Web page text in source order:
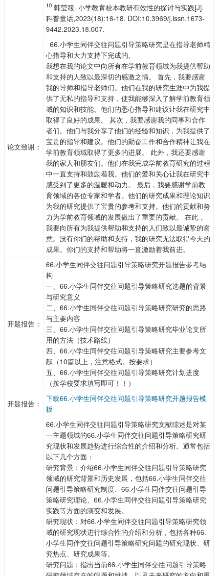
10韩莹筱. 小学教育校本教研有效性的探讨与实践[J].
科普童话,2023(18):16-18. DOI:10.3969/j.issn.1673-
9442.2023.18.007.
论文致谢：
66.小学生同伴交往问题引导策略研究是在指导老师精
心指导和大力支持下完成的。
我想在我的论文中向所有在学前教育领域为我提供帮助
和支持的人致以最深切的感激之情。 首先，我要感谢
我的导师和指导老师们。他们在我的研究生涯中为我提
供了无私的指导和支持，使我能够深入了解学前教育领
域的知识和技能。他们的悉心指导和建议让我在研究中
取得了良好的成果。 其次，我要感谢我的同事和合作
者们。他们与我分享了他们的经验和知识，为我提供了
宝贵的指导和建议。他们的勤奋工作和合作精神让我在
学前教育领域取得了更多的进展。 此外，我还要感谢
我的家人和朋友们。他们在我完成学前教育研究的过程
中一直支持和鼓励着我。他们的爱和关心让我在研究中
感受到了更多的温暖和动力。 最后，我要感谢学前教
育领域的各位专家和学者。他们的研究成果和理论知识
为我的研究提供了宝贵的参考和支持。他们的贡献和努
力为学前教育领域的发展做出了重要的贡献。 在此，
我要向所有为我提供帮助和支持的人们致以最诚挚的谢
意。没有你们的帮助和支持，我的研究无法取得今天的
成果。你们的支持和帮助将一直激励着我前进。
开题报告：
66.小学生同伴交往问题引导策略研究开题报告参考结
构
一、66.小学生同伴交往问题引导策略研究选题的背景
与研究意义
二、66.小学生同伴交往问题引导策略研究研究的思路
与主要内容
三、66.小学生同伴交往问题引导策略研究毕业论文所
用的方法（技术路线）
四、66.小学生同伴交往问题引导策略研究主要参考文
献（10篇以上，注意格式。按要求）
五、66.小学生同伴交往问题引导策略研究计划进度
（按学校要求填写即可！！）
开题报告：
下载66.小学生同伴交往问题引导策略研究开题报告模
板
66.小学生同伴交往问题引导策略研究文献综述是对某
一主题领域的66.小学生同伴交往问题引导策略研究研
究现状和发展趋势进行综合性的介绍和分析。通常包括
以下几个方面：
研究背景：介绍66.小学生同伴交往问题引导策略研究
领域的研究背景和历史发展，包括66.小学生同伴交往
问题引导策略研究制度、66.小学生同伴交往问题引导
策略研究理论、66.小学生同伴交往问题引导策略研究
实践等方面的演变和发展。
研究现状：对66.小学生同伴交往问题引导策略研究领
域的研究现状进行综合性的介绍和分析，包括各种66.
小学生同伴交往问题引导策略研究问题的研究现状、研
究热点、研究成果等。
研究问题：指出当前66.小学生同伴交往问题引导策略